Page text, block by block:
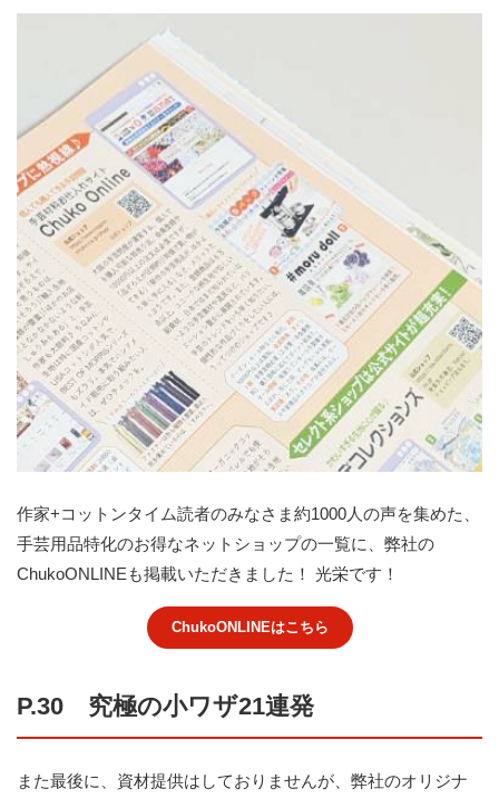
作家+コットンタイム読者のみなさま約1000人の声を集めた、
手芸用品特化のお得なネットショップの一覧に、弊社の
ChukoONLINEも掲載いただきました！ 光栄です！
ChukoONLINEはこちら
P.30 究極の小ワザ21連発
また最後に、資材提供はしておりませんが、弊社のオリジナ